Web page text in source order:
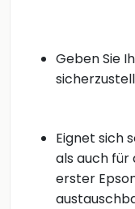
Geben Sie
Eignet sich
als auch für
erster